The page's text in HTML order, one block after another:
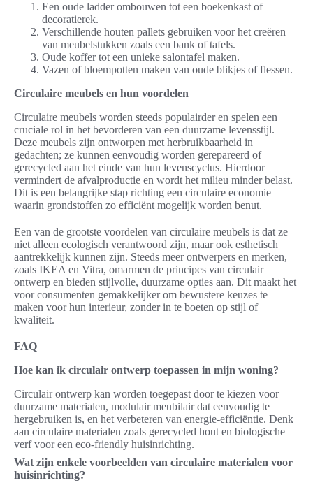
Een oude ladder ombouwen tot een boekenkast of
decoratierek.
Verschillende houten pallets gebruiken voor het creëren
van meubelstukken zoals een bank of tafels.
Oude koffer tot een unieke salontafel maken.
Vazen of bloempotten maken van oude blikjes of flessen.
Circulaire meubels en hun voordelen
Circulaire meubels worden steeds populairder en spelen een
cruciale rol in het bevorderen van een duurzame levensstijl.
Deze meubels zijn ontworpen met herbruikbaarheid in
gedachten; ze kunnen eenvoudig worden gerepareerd of
gerecycled aan het einde van hun levenscyclus. Hierdoor
vermindert de afvalproductie en wordt het milieu minder belast.
Dit is een belangrijke stap richting een circulaire economie
waarin grondstoffen zo efficiënt mogelijk worden benut.
Een van de grootste voordelen van circulaire meubels is dat ze
niet alleen ecologisch verantwoord zijn, maar ook esthetisch
aantrekkelijk kunnen zijn. Steeds meer ontwerpers en merken,
zoals IKEA en Vitra, omarmen de principes van circulair
ontwerp en bieden stijlvolle, duurzame opties aan. Dit maakt het
voor consumenten gemakkelijker om bewustere keuzes te
maken voor hun interieur, zonder in te boeten op stijl of
kwaliteit.
FAQ
Hoe kan ik circulair ontwerp toepassen in mijn woning?
Circulair ontwerp kan worden toegepast door te kiezen voor
duurzame materialen, modulair meubilair dat eenvoudig te
hergebruiken is, en het verbeteren van energie-efficiëntie. Denk
aan circulaire materialen zoals gerecycled hout en biologische
verf voor een eco-friendly huisinrichting.
Wat zijn enkele voorbeelden van circulaire materialen voor
huisinrichting?